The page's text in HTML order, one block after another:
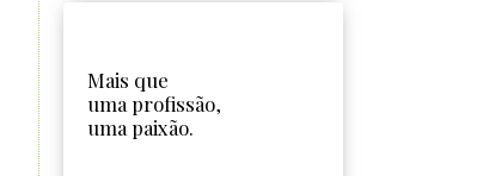
Mais que
uma profissão,
uma paixão.